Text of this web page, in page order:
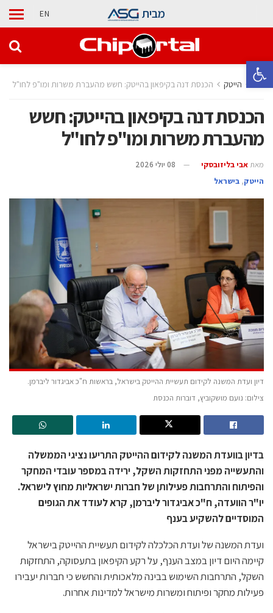
פתח סרגל נגישות
מבית EN
בית הייטק הכנסת דנה בקיפאון בהייטק: חשש מהעברת משרות ומו"פ לחו"ל
הכנסת דנה בקיפאון בהייטק: חשש
מהעברת משרות ומו"פ לחו"ל
מאת אבי בליזובסקי
08 יולי 2026
הייטק, בישראל
דיון ועדת המשנה לקידום תעשיית ההייטק בישראל, בראשות ח"כ אביגדור ליברמן.
צילום: נועם מושקוביץ, דוברות הכנסת
בדיון בוועדת המשנה לקידום ההייטק התריעו נציגי הממשלה
והתעשייה מפני התחזקות השקל, ירידה במספר עובדי המחקר
והפיתוח והתרחבות פעילותן של חברות ישראליות מחוץ לישראל.
יו"ר הוועדה, ח"כ אביגדור ליברמן, קרא לעודד את הגופים
המוסדיים להשקיע בענף
ועדת המשנה של ועדת הכלכלה לקידום תעשיית ההייטק בישראל
קיימה היום דיון במצב הענף, על רקע הקיפאון בתעסוקה, התחזקות
השקל, התרחבות השימוש בבינה מלאכותית והחשש כי חברות יעבירו
פעילות מחקר ופיתוח ומשרות מישראל למדינות אחרות.